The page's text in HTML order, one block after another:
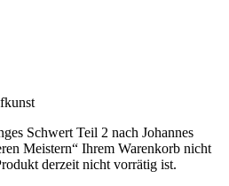
Schwert Teil 2 nach Johannes
Meistern“ Ihrem Warenkorb nicht
derzeit nicht vorrätig ist.